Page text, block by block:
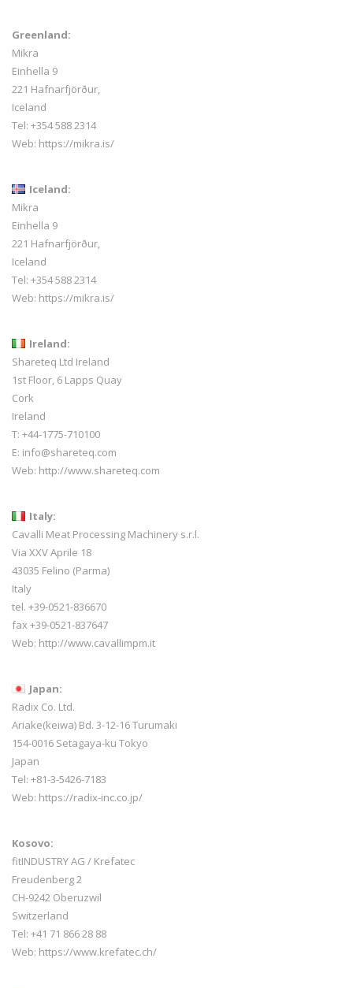
Greenland:
Mikra
Einhella 9
221 Hafnarfjörður,
Iceland
Tel: +354 588 2314
Web: https://mikra.is/
Iceland:
Mikra
Einhella 9
221 Hafnarfjörður,
Iceland
Tel: +354 588 2314
Web: https://mikra.is/
Ireland:
Shareteq Ltd Ireland
1st Floor, 6 Lapps Quay
Cork
Ireland
T: +44-1775-710100
E: info@shareteq.com
Web: http://www.shareteq.com
Italy:
Cavalli Meat Processing Machinery s.r.l.
Via XXV Aprile 18
43035 Felino (Parma)
Italy
tel. +39-0521-836670
fax +39-0521-837647
Web: http://www.cavallimpm.it
Japan:
Radix Co. Ltd.
Ariake(keiwa) Bd. 3-12-16 Turumaki
154-0016 Setagaya-ku Tokyo
Japan
Tel: +81-3-5426-7183
Web: https://radix-inc.co.jp/
Kosovo:
fitINDUSTRY AG / Krefatec
Freudenberg 2
CH-9242 Oberuzwil
Switzerland
Tel: +41 71 866 28 88
Web: https://www.krefatec.ch/